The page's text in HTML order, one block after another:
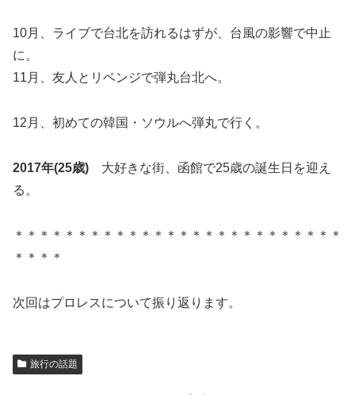
10月、ライブで台北を訪れるはずが、台風の影響で中止
に。
11月、友人とリベンジで弾丸台北へ。
12月、初めての韓国・ソウルへ弾丸で行く。
2017年(25歳) 大好きな街、函館で25歳の誕生日を迎え
る。
＊＊＊＊＊＊＊＊＊＊＊＊＊＊＊＊＊＊＊＊＊＊＊＊＊＊
＊＊＊＊
次回はプロレスについて振り返ります。
旅行の話題